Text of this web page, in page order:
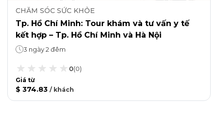
CHĂM SÓC SỨC KHỎE
Tp. Hồ Chí Minh: Tour khám và tư vấn y tế
kết hợp – Tp. Hồ Chí Minh và Hà Nội
3 ngày 2 đêm
0(0)
Giá từ
$ 374.83 / khách